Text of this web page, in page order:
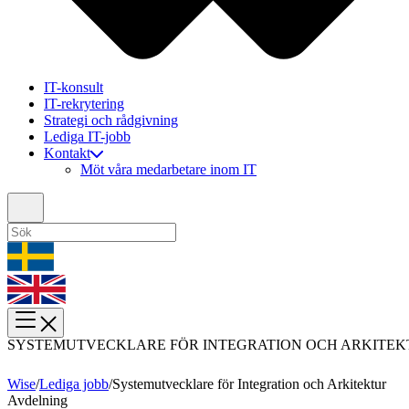
IT-konsult
IT-rekrytering
Strategi och rådgivning
Lediga IT-jobb
Kontakt
Möt våra medarbetare inom IT
SYSTEMUTVECKLARE FÖR INTEGRATION OCH
Wise/Lediga jobb/Systemutvecklare för Integration och Arkitektur
Avdelning